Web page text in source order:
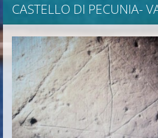
CASTELLO DI PECUNIA-